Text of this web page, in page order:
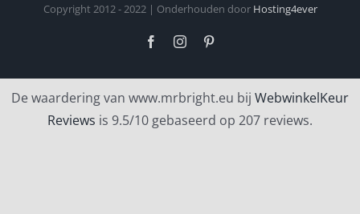
Copyright 2012 - 2022 | Onderhouden door Hosting4ever
FacebookInstagram
De waardering van www.mrbright.eu bij WebwinkelKeur
Reviews is 9.5/10 gebaseerd op 207 reviews.